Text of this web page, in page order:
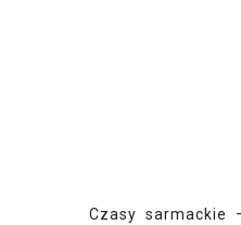
Czasy sarmackie